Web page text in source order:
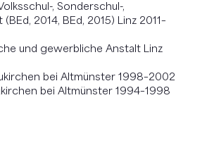
, Sonderschul-,
2014, BEd, 2015) Linz 2011–
und gewerbliche Anstalt Linz
bei Altmünster 1998–2002
bei Altmünster 1994–1998